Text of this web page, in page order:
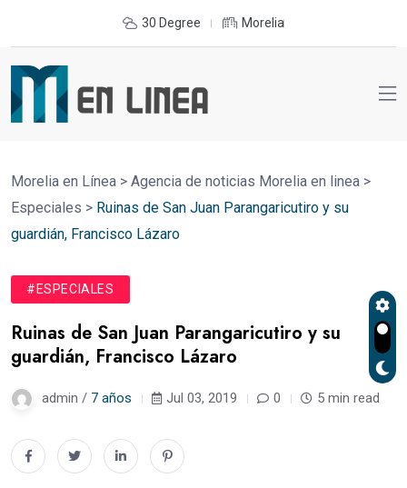
30 Degree Morelia
Morelia en Línea > Agencia de noticias Morelia en linea >
Especiales > Ruinas de San Juan Parangaricutiro y su
guardián, Francisco Lázaro
#ESPECIALES
Ruinas de San Juan Parangaricutiro y su
guardián, Francisco Lázaro
admin / 7 años Jul 03, 2019 0 5 min read